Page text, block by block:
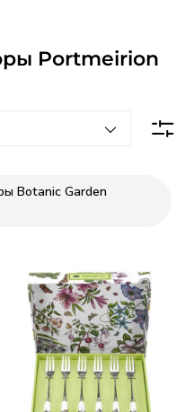
Portmeirion
Botanic Garden